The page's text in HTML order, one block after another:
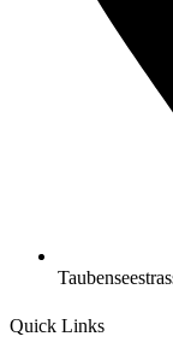
Quick Links